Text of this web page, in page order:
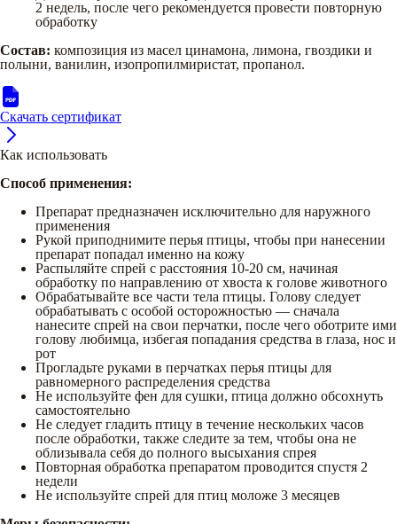
2 недель, после чего рекомендуется провести повторную
обработку
Состав: композиция из масел цинамона, лимона, гвоздики и
полыни, ванилин, изопропилмиристат, пропанол.
Скачать сертификат
Как использовать
Способ применения:
Препарат предназначен исключительно для наружного
применения
Рукой приподнимите перья птицы, чтобы при нанесении
препарат попадал именно на кожу
Распыляйте спрей с расстояния 10-20 см, начиная
обработку по направлению от хвоста к голове животного
Обрабатывайте все части тела птицы. Голову следует
обрабатывать с особой осторожностью — сначала
нанесите спрей на свои перчатки, после чего оботрите ими
голову любимца, избегая попадания средства в глаза, нос и
рот
Прогладьте руками в перчатках перья птицы для
равномерного распределения средства
Не используйте фен для сушки, птица должно обсохнуть
самостоятельно
Не следует гладить птицу в течение нескольких часов
после обработки, также следите за тем, чтобы она не
облизывала себя до полного высыхания спрея
Повторная обработка препаратом проводится спустя 2
недели
Не используйте спрей для птиц моложе 3 месяцев